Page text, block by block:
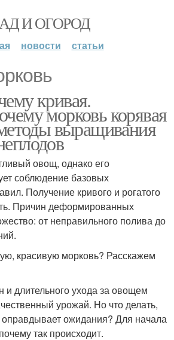
И ОГОРОД
новости статьи
кривая.
морковь корявая
выращивания
овощ, однако его
соблюдение базовых
Получение кривого и рогатого
Причин деформированных
от неправильного полива до
красивую морковь? Расскажем
и длительного ухода за овощем
урожай. Но что делать,
оправдывает ожидания? Для начала
так происходит.